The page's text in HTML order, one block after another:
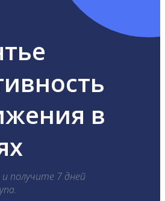
в
получите 7 дней